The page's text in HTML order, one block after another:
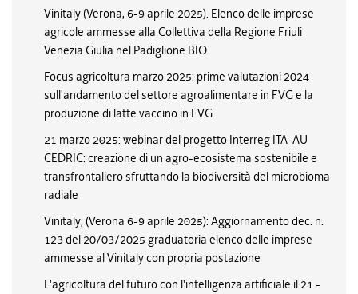
Vinitaly (Verona, 6-9 aprile 2025). Elenco delle imprese
agricole ammesse alla Collettiva della Regione Friuli
Venezia Giulia nel Padiglione BIO
Focus agricoltura marzo 2025: prime valutazioni 2024
sull'andamento del settore agroalimentare in FVG e la
produzione di latte vaccino in FVG
21 marzo 2025: webinar del progetto Interreg ITA-AU
CEDRIC: creazione di un agro-ecosistema sostenibile e
transfrontaliero sfruttando la biodiversità del microbioma
radiale
Vinitaly, (Verona 6-9 aprile 2025): Aggiornamento dec. n.
123 del 20/03/2025 graduatoria elenco delle imprese
ammesse al Vinitaly con propria postazione
L'agricoltura del futuro con l'intelligenza artificiale il 21 -